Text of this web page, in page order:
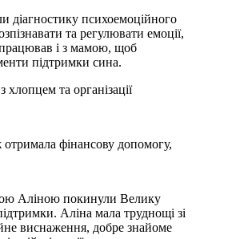
діагностику психоемоційного
та регулювати емоції,
працював і з мамою, щоб
підтримки сина.
та організації
фінансову допомогу,
Аліною покинули Велику
Аліна мала труднощі зі
виснаження, добре знайоме